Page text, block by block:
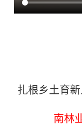
扎根乡土育
南林